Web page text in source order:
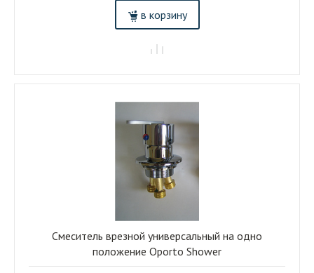
в корзину
Смеситель врезной универсальный на одно
положение Oporto Shower